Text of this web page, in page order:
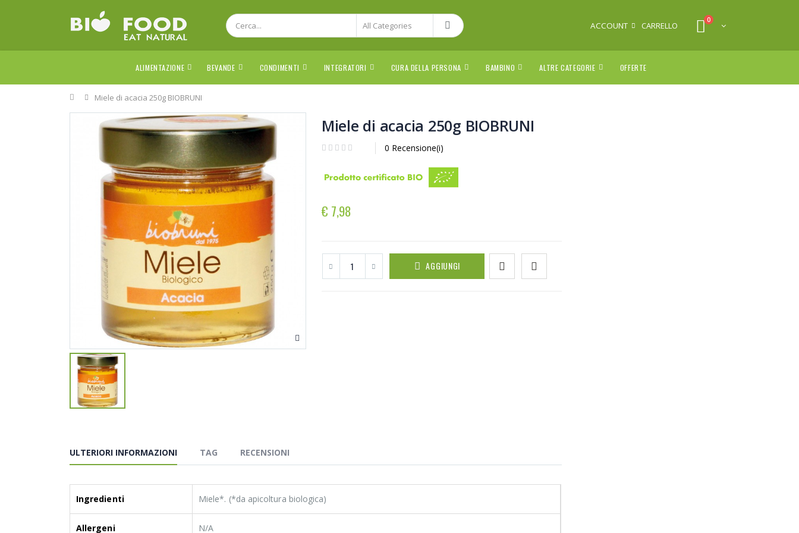
ACCOUNT CARRELLO
0
ALIMENTAZIONE BEVANDE CONDIMENTI INTEGRATORI CURA DELLA PERSONA BAMBINO ALTRE CATEGORIE OFFERTE
Home
Miele di acacia 250g BIOBRUNI
Miele di acacia 250g BIOBRUNI
0 Recensione(i)
€ 7,98
AGGIUNGI
ULTERIORI INFORMAZIONI TAG RECENSIONI
Ingredienti Miele*. (*da apicoltura biologica)
Allergeni N/A